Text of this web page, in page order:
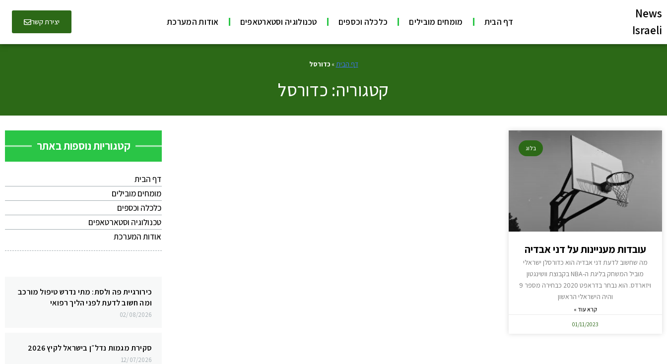
News
Israeli
דף הבית מומחים מובילים כלכלה וכספים טכנולוגיה וסטארטאפים אודות המערכת יצירת קשר
דף הבית»כדורסל
קטגוריה: כדורסל
בלוג
עובדות מעניינות על דני אבדיה
מה שחשוב לדעת דני אבדיה הוא כדורסלן ישראלי
מוביל המשחק בליגת ה-NBA בקבוצת וושינגטון
ויזארדס. הוא נבחר בדראפט 2020 כבחירה מספר 9
והיה הישראלי הראשון
קרא עוד »
01/11/2023
קטגוריות נוספות באתר
דף הבית
מומחים מובילים
כלכלה וכספים
טכנולוגיה וסטארטאפים
אודות המערכת
כירורגיית פה ולסת: מתי נדרש טיפול מורכב
ומה חשוב לדעת לפני הליך רפואי
02/08/2026
סקירת מגמות נדל״ן בישראל לקיץ 2026
12/07/2026